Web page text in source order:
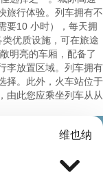
旅行体验。列车拥有不
要10 小时），每天拥
优质设施，可在旅途
明亮的车厢，配备了
李放置区域。列车拥有
择。此外，火车站位于
由此您应乘坐列车从从
维也纳